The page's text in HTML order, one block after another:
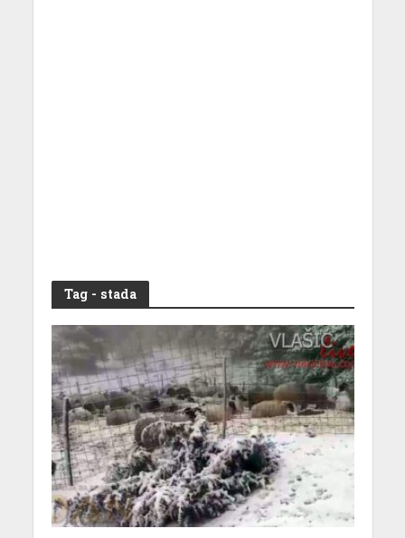
Tag - stada